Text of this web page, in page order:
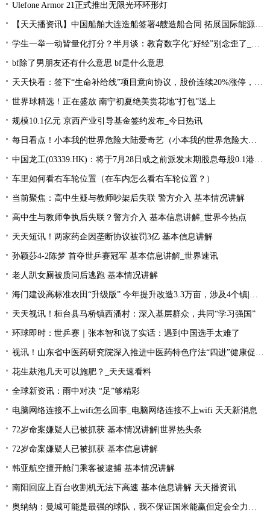
Ulefone Armor 21正式推出无限光环环形灯
【天天播资讯】中国船舶大连造船签署4艘造船合同 拓展国际能源运输领域合作
学生一举一动皆量化打分？半月谈：教育数字化“好经”别念歪了_环球今亮点
bf除了男朋友还有什么意思 bf是什么意思
天天快看：签下“生命补给线”项目意向协议，股价连续20%涨停，这家公司获机构扎堆关注
世界球精选！正在盛放 南宁初夏绝美赏花地“打包”送上
规模10.1亿元 京西产业引导基金签约发布_今日热讯
每日看点！小本我的世界危险大陆爱奇艺（小本我的世界危险大陆）
中国龙工(03339.HK)：将于7月28日或之前派发末期股息每股0.1港元-世界微资讯
车里如何看右车轮位置（在车内怎么看右车轮位置？）
当前聚焦：高中生疑与教师吵架后失联 警方介入 基本情况讲解
高中生与教师争执后失联？警方介入 基本信息讲解_世界今热点
天天短讯！两家药企因垄断协议被罚3亿 基本信息讲解
孙颖莎4-2陈梦 首夺世乒赛冠军 基本信息讲解_世界速讯
老人趴女厕被质问后逃跑 基本情况讲解
海门建设高标准农田“升级版” 今年提升改造3.3万亩，涉及4个镇|每日速读
天天视讯！桓台县马桥镇西潘村：深入基层群众，共同“学习强国”
环球即时：世乒赛｜张本智和说了实话：遇到中国选手太难了
视讯！山东省中医药研究院深入推进中医药特色疗法“四进”健康促进行动
花生麸泡几天可以施肥？_天天速看料
全球新资讯：雨中对决 “足”够精彩
电脑网络连接不上wifi怎么回事_电脑网络连接不上wifi 天天新消息
72岁命案嫌疑人已被抓获 基本情况讲解|世界热头条
72岁命案嫌疑人已被抓获 基本信息讲解
韩亚航空擅开舱门乘客被逮捕 基本情况讲解
南阳回应上百台收割机无法下高速 基本信息讲解 天天播资讯
奥纳纳：曼城可能是最强的球队，我不保证国米能赢但定会全力以赴|环球最新